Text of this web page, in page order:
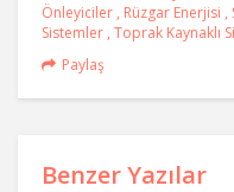
Önleyiciler , Rüzgar Enerjisi ,
Sistemler , Toprak Kaynaklı
Paylaş
Benzer Yazılar